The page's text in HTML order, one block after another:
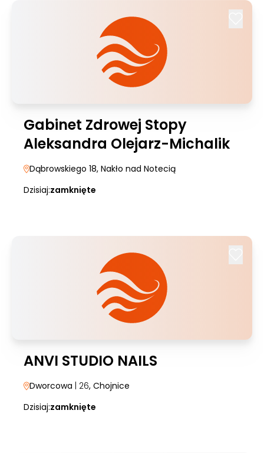
Gabinet Zdrowej Stopy
Aleksandra Olejarz-Michalik
Dąbrowskiego 18, Nakło nad Notecią
Dzisiaj:zamknięte
ANVI STUDIO NAILS
Dworcowa | 26, Chojnice
Dzisiaj:zamknięte